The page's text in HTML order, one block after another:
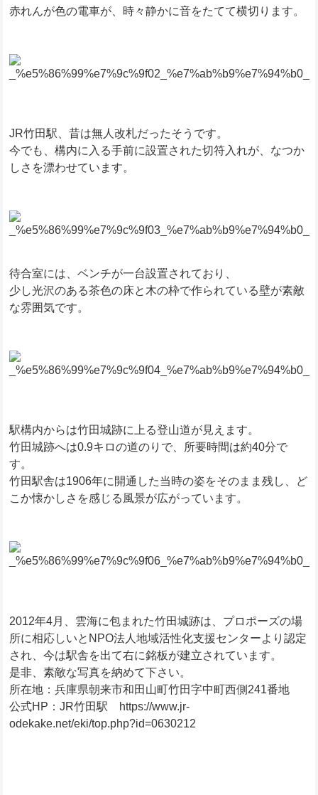
赤れんが色の電車が、時々静かに音をたてて横切ります。
JR竹田駅、昔は無人改札だったそうです。
今でも、構内に入る手前に設置された切符入れが、なつか
しさを漂わせています。
待合室には、ベンチが一台設置されており、
少し光沢のある茶色の床と木の枠で作られている壁が素敵
な雰囲気です。
駅構内からは竹田城跡に上る登山道が見えます。
竹田城跡へは0.9キロの道のりで、所要時間は約40分で
す。
竹田駅舎は1906年に開通した当時の姿をそのまま残し、ど
こか懐かしさを感じる風景が広がっています。
2012年4月、雲海に包まれた竹田城跡は、プロポーズの場
所に相応しいとNPO法人地域活性化支援センターより認定
され、今は駅舎を出て右に銘板が建立されています。
是非、素敵な写真を納めて下さい。
所在地：兵庫県朝来市和田山町竹田字中町西側241番地
公式HP：JR竹田駅 https://www.jr-
odekake.net/eki/top.php?id=0630212